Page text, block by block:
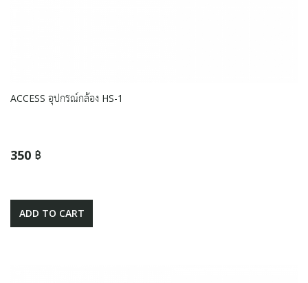
ACCESS อุปกรณ์กล้อง HS-1
350 ฿
ADD TO CART